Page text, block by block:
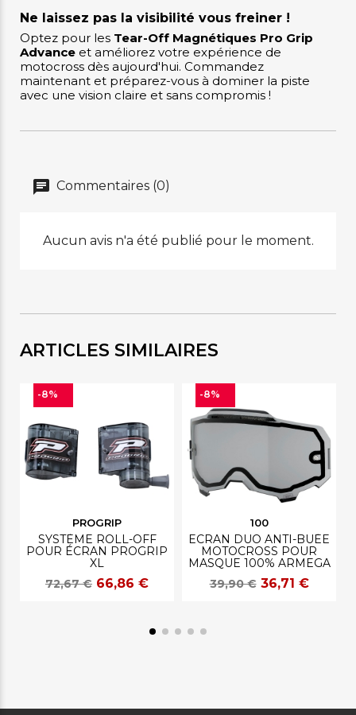
Ne laissez pas la visibilité vous freiner !
Optez pour les Tear-Off Magnétiques Pro Grip
Advance et améliorez votre expérience de
motocross dès aujourd'hui. Commandez
maintenant et préparez-vous à dominer la piste
avec une vision claire et sans compromis !
Commentaires (0)
Aucun avis n'a été publié pour le moment.
ARTICLES SIMILAIRES
PROGRIP
SYSTÈME ROLL-OFF
POUR ÉCRAN PROGRIP
XL
72,67 € 66,86 €
-8%
100
ECRAN DUO ANTI-BUÉE
MOTOCROSS POUR
MASQUE 100% ARMEGA
39,90 € 36,71 €
-8%